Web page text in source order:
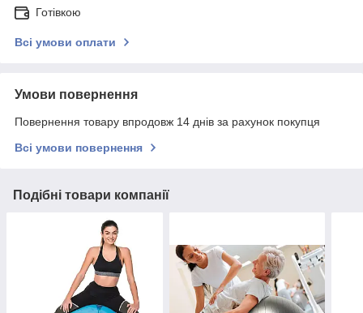
Готівкою
Всі умови оплати
Умови повернення
Повернення товару впродовж 14 днів за рахунок покупця
Всі умови повернення
Подібні товари компанії